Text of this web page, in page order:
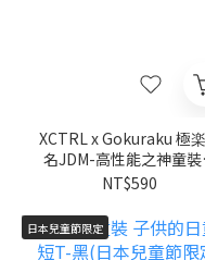
XCTRL x Gokuraku 極
名JDM-高性能之神童裝
T-黑
NT$590
日本兒童節限定